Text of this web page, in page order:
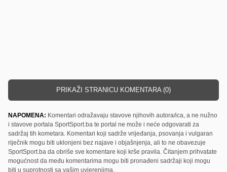
PRIKAŽI STRANICU KOMENTARA (0)
NAPOMENA: Komentari odražavaju stavove njihovih autora/ica, a ne nužno
i stavove portala SportSport.ba te portal ne može i neće odgovarati za
sadržaj tih kometara. Komentari koji sadrže vrijeđanja, psovanja i vulgaran
riječnik mogu biti uklonjeni bez najave i objašnjenja, ali to ne obavezuje
SportSport.ba da obriše sve komentare koji krše pravila. Čitanjem prihvatate
mogućnost da među komentarima mogu biti pronađeni sadržaji koji mogu
biti u suprotnosti sa vašim uvjerenjima.